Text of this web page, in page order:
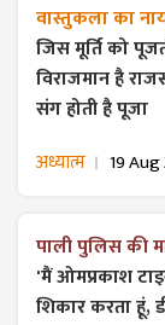
वास्तुकला का
जिस मूर्ति को
विराजमान है
संग होती है पूजा
अध्यात्म 19
पाली पुलिस की
'मैं ओमप्रकाश
शिकार करता हूं,